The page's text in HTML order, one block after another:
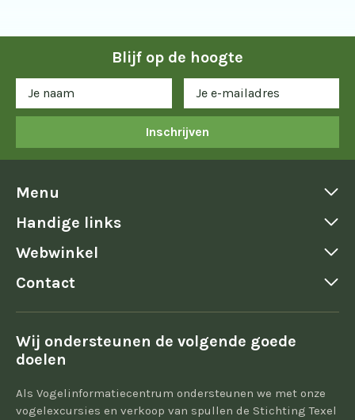
Blijf op de hoogte
Inschrijven
Menu
Handige links
Webwinkel
Contact
Wij ondersteunen de volgende goede
doelen
Als Vogelinformatiecentrum ondersteunen we met onze
vogelexcursies en verkoop van spullen de Stichting Texel